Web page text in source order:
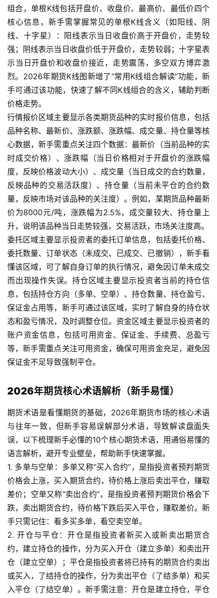
原
油
期
货
国
际
期
组合，单根K线包括开盘价、收盘价、最高价、最低价四个
核心信息，新手需掌握常见的单根K线含义（如阳线、阴
线、十字星）：阳线表示当日收盘价高于开盘价，走势较
强；阴线表示当日收盘价低于开盘价，走势较弱；十字星表
示当日开盘价和收盘价接近，走势震荡，多空双方博弈激
烈。2026年期货K线图新增了“常用K线组合解读”功能，新
手可通过该功能，快速了解不同K线组合的含义，辅助判断
价格走势。
行情报价区域主要显示各类期货品种的实时报价信息，包括
品种名称、最新价、涨跌额、涨跌幅、成交量、持仓量等核
心数据，新手需重点关注四个数据：最新价（当前品种的实
时成交价格）、涨跌幅（当日价格相对于开盘价的涨跌幅
度，反映价格波动大小）、成交量（当日成交的合约数量，
反映品种的交易活跃度）、持仓量（当前未平仓的合约数
量，反映市场对该品种的关注度）。例如，某期货品种最新
价为8000元/吨，涨跌幅为2.5%，成交量较大、持仓量上
升，说明该品种当日走势较强，交易活跃，市场关注度高。
委托区域主要显示投资者的委托订单信息，包括委托价格、
委托数量、订单状态（未成交、已成交、已撤销），新手看
懂该区域，可了解自身订单的执行情况，避免因订单未成交
而出现操作失误。持仓区域主要显示投资者当前的持仓信
息，包括持仓方向（多单、空单）、持仓数量、持仓盈亏、
保证金占用等，新手可通过该区域，实时了解自身的持仓状
态和盈亏情况，及时调整仓位。资金区域主要显示投资者的
账户资金信息，包括可用资金、保证金、手续费、总盈亏
等，新手需重点关注可用资金，确保可用资金充足，避免因
保证金不足导致强制平仓。
2026年期货核心术语解析（新手易懂）
期货术语是看懂期货的基础，2026年期货市场的核心术语
与往年一致，但新手容易误解部分术语，导致解读盘面失
误，以下梳理新手必懂的10个核心期货术语，用通俗易懂的
语言解析，避开专业壁垒，帮助新手快速掌握。
1. 多单与空单：多单又称“买入合约”，是指投资者预判期货
价格会上涨，买入期货合约，待价格上涨后卖出平仓，赚取
差价；空单又称“卖出合约”，是指投资者预判期货价格会下
跌，卖出期货合约，待价格下跌后买入平仓，赚取差价。新
手只需记住：看多买多单，看空卖空单。
2. 开仓与平仓：开仓是指投资者新买入或新卖出期货合
约，建立持仓的操作，分为买入开仓（建立多单）和卖出开
仓（建立空单）；平仓是指投资者将已持有的期货合约卖出
或买入，了结持仓的操作，分为卖出平仓（了结多单）和买
入平仓（了结空单）。新手需注意：开仓是建立持仓，平仓